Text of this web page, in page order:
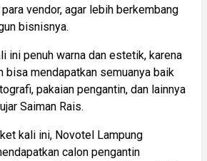
vendor, agar lebih berkembang
bisnisnya.
ini penuh warna dan estetik, karena
bisa mendapatkan semuanya baik
pakaian pengantin, dan lainnya
Saiman Rais.
kali ini, Novotel Lampung
calon pengantin